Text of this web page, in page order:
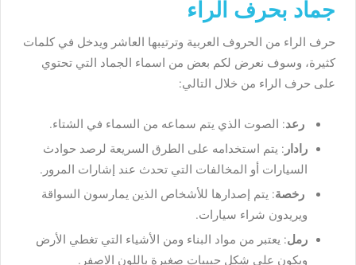
جماد بحرف الراء
حرف الراء من الحروف العربية وترتيبها العاشر ويدخل في كلمات
كثيرة، وسوف نعرض لكم بعض من اسماء الجماد التي تحتوي
على حرف الراء من خلال التالي:
رعد: الصوت الذي يتم سماعه من السماء في الشتاء.
رادار : يتم استخدامه على الطرق السريعة لرصد حوادث
السيارات أو المخالفات التي تحدث عند إشارات المرور.
رخصة: يتم إصدارها للأشخاص الذين يمارسون السواقة
ويريدون شراء سيارات.
رمل: يعتبر من مواد البناء ومن الأشياء التي تغطي الأرض
ويكون على شكل حبيبات صغيرة باللون الاصفر.